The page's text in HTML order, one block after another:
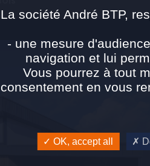
La société André BTP,
- une mesure
navigation et lui
Vous pourrez à tout
consentement en vous
OK, accept all